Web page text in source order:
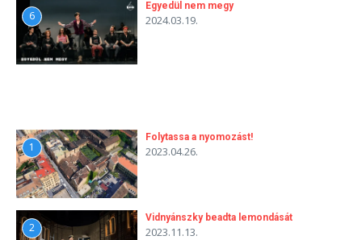
6
Egyedül nem megy
2024.03.19.
1
Folytassa a nyomozást!
2023.04.26.
2
Vidnyánszky beadta lemondását
2023.11.13.